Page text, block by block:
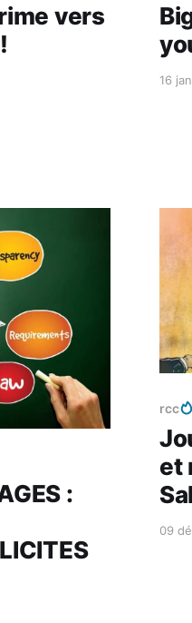
vers
16
:
rcc
et
09